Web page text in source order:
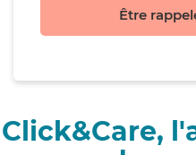
Être
Click&Care,